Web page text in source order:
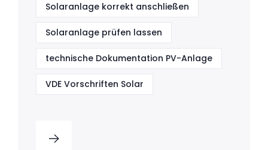
Solaranlage korrekt anschließen
Solaranlage prüfen lassen
technische Dokumentation PV-Anlage
VDE Vorschriften Solar